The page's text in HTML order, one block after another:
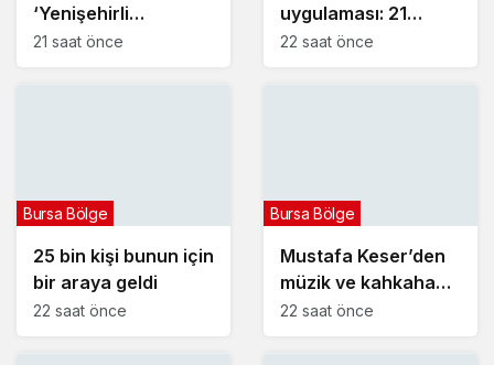
‘Yenişehirli
üreticilerimizin her
21 saat önce
uygulaması: 21
aranan şahıs
22 saat önce
25 bin kişi bunun için
bir araya geldi
Bursa Bölge
22 saat önce
Mustafa Keser’den
müzik ve kahkaha
dolu gece
Bursa Bölge
22 saat önce